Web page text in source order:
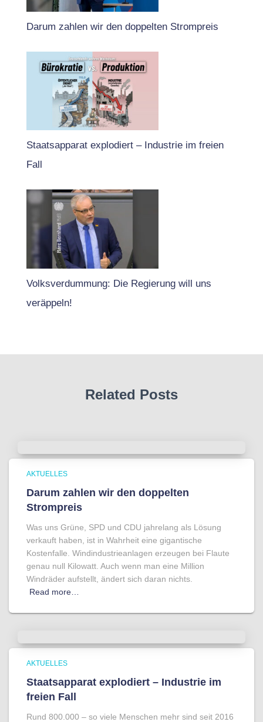
Darum zahlen wir den doppelten Strompreis
Staatsapparat explodiert – Industrie im freien
Fall
Volksverdummung: Die Regierung will uns
veräppeln!
Related Posts
AKTUELLES
Darum zahlen wir den doppelten
Strompreis
Was uns Grüne, SPD und CDU jahrelang als Lösung
verkauft haben, ist in Wahrheit eine gigantische
Kostenfalle. Windindustrieanlagen erzeugen bei Flaute
genau null Kilowatt. Auch wenn man eine Million
Windräder aufstellt, ändert sich daran nichts.
Read more…
AKTUELLES
Staatsapparat explodiert – Industrie im
freien Fall
Rund 800.000 – so viele Menschen mehr sind seit 2016